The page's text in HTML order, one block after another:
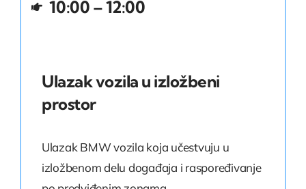
10:00 – 12:00
Ulazak vozila u izložbeni
prostor
Ulazak BMW vozila koja učestvuju u
izložbenom delu događaja i raspoređivanje